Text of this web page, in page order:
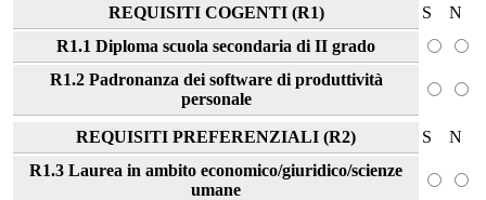
REQUISITI COGENTI (R1)
S
N
R1.1 Diploma scuola secondaria di II grado
R1.2 Padronanza dei software di produttività
personale
REQUISITI PREFERENZIALI (R2) S
N
R1.3 Laurea in ambito economico/giuridico/scienze
umane